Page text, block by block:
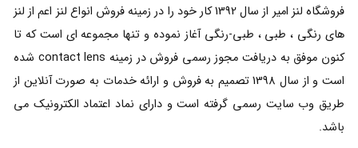
فروشگاه لنز امیر از سال 1392 کار خود را در زمینه فروش انواع لنز اعم از لنز
های رنگی ، طبی ، طبی-رنگی آغاز نموده و تنها مجموعه ای است که تا
کنون موفق به دریافت مجوز رسمی فروش در زمینه contact lens شده
است و از سال 1398 تصمیم به فروش و ارائه خدمات به صورت آنلاین از
طریق وب سایت رسمی گرفته است و دارای نماد اعتماد الکترونیک می
باشد.